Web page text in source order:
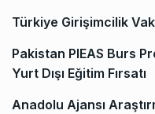
Türkiye Girişimcilik
Pakistan PIEAS Burs
Yurt Dışı Eğitim Fırsatı
Anadolu Ajansı